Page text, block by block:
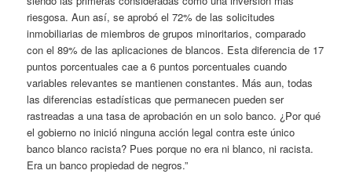
riesgosa. Aun así, se aprobó el 72% de las solicitudes
inmobiliarias de miembros de grupos minoritarios, comparado
con el 89% de las aplicaciones de blancos. Esta diferencia de 17
puntos porcentuales cae a 6 puntos porcentuales cuando
variables relevantes se mantienen constantes. Más aun, todas
las diferencias estadísticas que permanecen pueden ser
rastreadas a una tasa de aprobación en un solo banco. ¿Por qué
el gobierno no inició ninguna acción legal contra este único
banco blanco racista? Pues porque no era ni blanco, ni racista.
Era un banco propiedad de negros.”